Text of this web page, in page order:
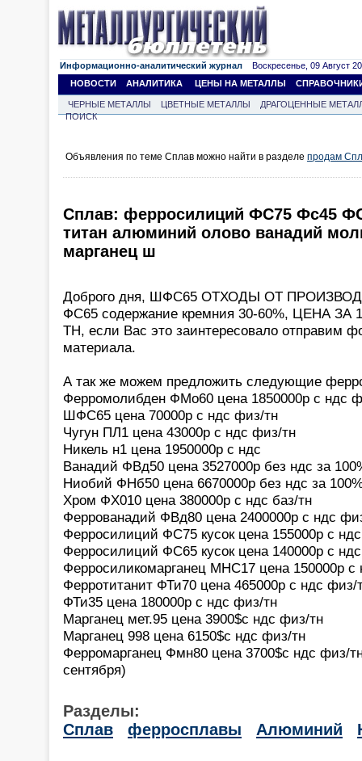
Информационно-аналитический журнал Воскресенье, 09 Август
НОВОСТИ
АНАЛИТИКА ЦЕНЫ НА МЕТАЛЛЫ
ЧЕРНЫЕ МЕТАЛЛЫ ЦВЕТНЫЕ МЕТАЛЛЫ
ДРАГОЦЕННЫЕ
ПОИСК
Объявления по теме Сплав можно найти в разделе продам
Сплав: ферросилиций ФС75 Фс45
титан алюминий олово ванадий
марганец ш
Доброго дня, ШФС65 ОТХОДЫ ОТ
ФС65 содержание кремния 30-60%, ЦЕНА
ТН, если Вас это заинтересовало отправим
материала.
А так же можем предложить следующие
Ферромолибден ФМо60 цена 1850000р с ндс
ШФС65 цена 70000р с ндс физ/тн
Чугун ПЛ1 цена 43000р с ндс физ/тн
Никель н1 цена 1950000р с ндс
Ванадий ФВд50 цена 3527000р без ндс за
Ниобий ФНб50 цена 6670000р без ндс за
Хром ФХ010 цена 380000р с ндс баз/тн
Феррованадий ФВд80 цена 2400000р с ндс
Ферросилиций ФС75 кусок цена 155000р с
Ферросилиций ФС65 кусок цена 140000р с
Ферросиликомарганец МНС17 цена 150000р с
Ферротитанит ФТи70 цена 465000р с ндс физ/
ФТи35 цена 180000р с ндс физ/тн
Марганец мет.95 цена 3900$с ндс физ/тн
Марганец 998 цена 6150$с ндс физ/тн
Ферромарганец Фмн80 цена 3700$с ндс физ/
сентября)
Разделы:
Сплав
ферросплавы Алюминий